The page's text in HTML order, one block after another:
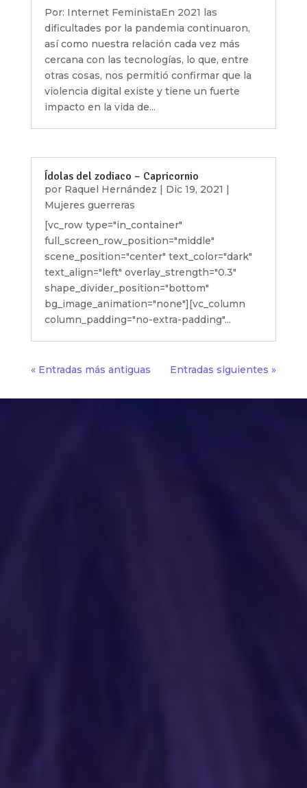
Por: Internet FeministaEn 2021 las
dificultades por la pandemia continuaron,
así como nuestra relación cada vez más
cercana con las tecnologías, lo que, entre
otras cosas, nos permitió confirmar que la
violencia digital existe y tiene un fuerte
impacto en la vida de...
Ídolas del zodiaco – Capricornio
por Raquel Hernández | Dic 19, 2021 |
Mujeres guerreras
[vc_row type="in_container"
full_screen_row_position="middle"
scene_position="center" text_color="dark"
text_align="left" overlay_strength="0.3"
shape_divider_position="bottom"
bg_image_animation="none"][vc_column
column_padding="no-extra-padding"...
« Entradas más antiguas Entradas siguientes »